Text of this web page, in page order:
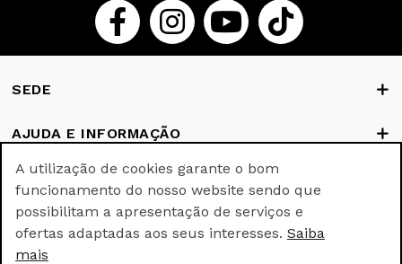
SEDE
AJUDA E INFORMAÇÃO
FORMAS DE PAGAMENTO
A utilização de cookies garante o bom
funcionamento do nosso website sendo que
possibilitam a apresentação de serviços e
ofertas adaptadas aos seus interesses. Saiba
mais